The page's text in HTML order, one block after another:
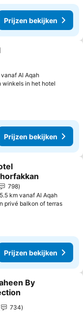
Prijzen bekijken
aan favorieten
Al Aqah
winkels in het hotel
Prijzen bekijken
aan favorieten
798
km vanaf Al Aqah
privé balkon of terras
Prijzen bekijken
aan favorieten
By
734